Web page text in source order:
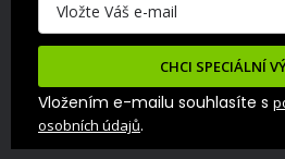
CHCI SPECIÁLNÍ
Vložením e-mailu souhlasíte s
osobních údajů.